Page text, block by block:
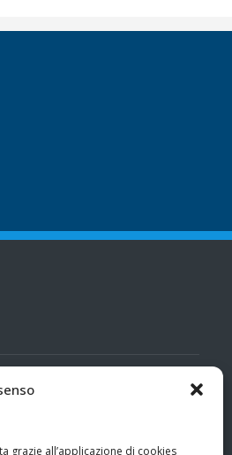
grazie all’applicazione di cookies